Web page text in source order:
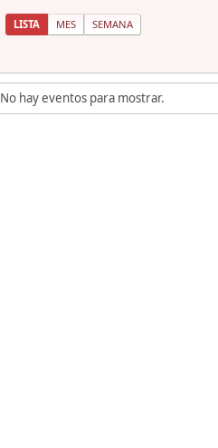
LISTA MES SEMANA
No hay eventos para mostrar.